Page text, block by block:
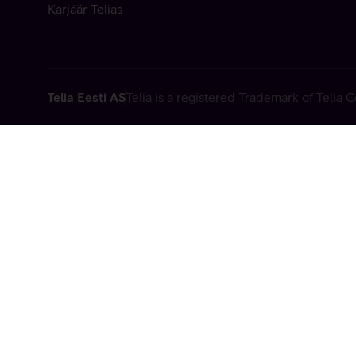
Karjäär Telias
Telia Eesti ASTelia is a registered Trademark of Telia